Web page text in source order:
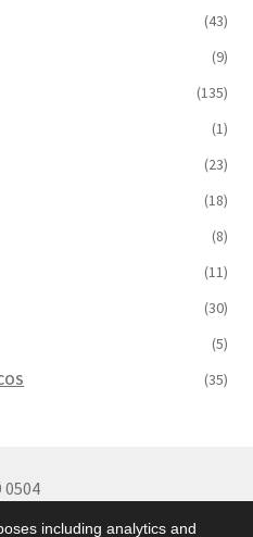
(43)
(9)
(135)
(1)
(23)
(18)
(8)
(11)
(30)
(5)
(35)
0504
including analytics and